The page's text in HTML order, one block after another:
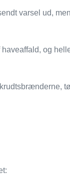
varsel ud,
og